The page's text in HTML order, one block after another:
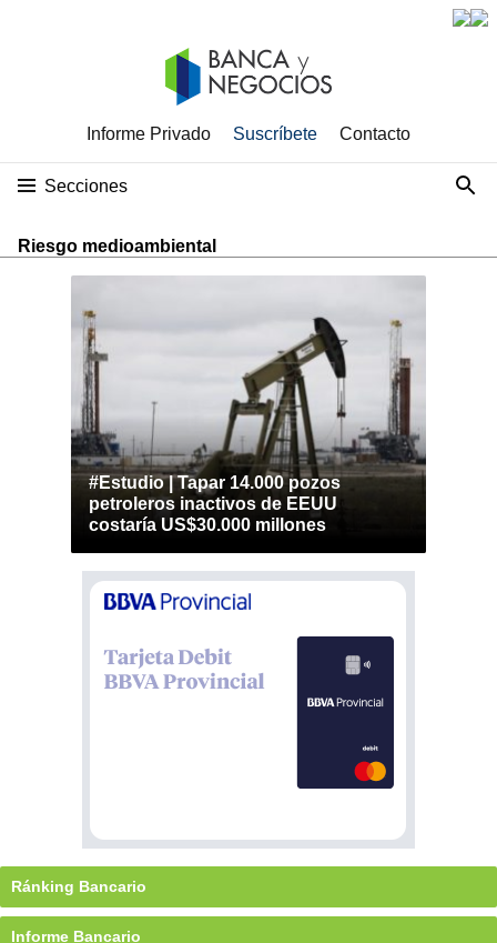
Informe Privado Suscríbete Contacto
Secciones
Riesgo medioambiental
#Estudio | Tapar 14.000 pozos
petroleros inactivos de EEUU
costaría US$30.000 millones
Ránking Bancario
Informe Bancario